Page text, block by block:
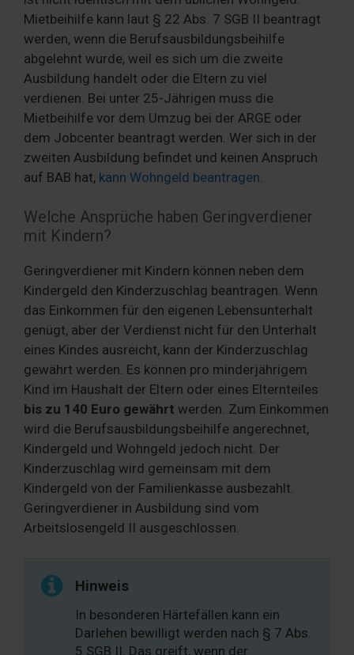
Mietbeihilfe kann laut § 22 Abs. 7 SGB II beantragt
werden, wenn die Berufsausbildungsbeihilfe
abgelehnt wurde, weil es sich um die zweite
Ausbildung handelt oder die Eltern zu viel
verdienen. Bei unter 25-Jährigen muss die
Mietbeihilfe vor dem Umzug bei der ARGE oder
dem Jobcenter beantragt werden. Wer sich in der
zweiten Ausbildung befindet und keinen Anspruch
auf BAB hat, kann Wohngeld beantragen
Welche Ansprüche haben Geringverdiener
mit Kindern?
Geringverdiener mit Kindern können neben dem
Kindergeld den Kinderzuschlag beantragen. Wenn
das Einkommen für den eigenen Lebensunterhalt
genügt, aber der Verdienst nicht für den Unterhalt
eines Kindes ausreicht, kann der Kinderzuschlag
gewährt werden. Es können pro minderjährigem
Kind im Haushalt der Eltern oder eines Elternteiles
bis zu 140 Euro gewährt werden. Zum Einkommen
wird die Berufsausbildungsbeihilfe angerechnet,
Kindergeld und Wohngeld jedoch nicht. Der
Kinderzuschlag wird gemeinsam mit dem
Kindergeld von der Familienkasse ausbezahlt.
Geringverdiener in Ausbildung sind vom
Arbeitslosengeld II ausgeschlossen.
Hinweis
In besonderen Härtefällen kann ein
Darlehen bewilligt werden nach § 7 Abs.
5 SGB II. Das greift, wenn der